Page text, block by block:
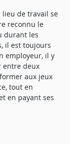
de travail se
reconnu le
durant les
il est toujours
employeur, il y
entre deux
aux jeux
tout en
en payant ses